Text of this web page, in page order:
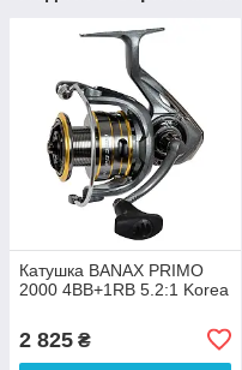
Катушка BANAX PRIMO
2000 4BB+1RB 5.2:1 Korea
2 825 ₴